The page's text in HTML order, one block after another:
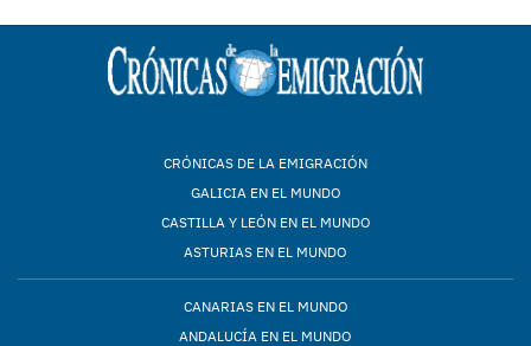
CRÓNICAS DE LA EMIGRACIÓN
GALICIA EN EL MUNDO
CASTILLA Y LEÓN EN EL MUNDO
ASTURIAS EN EL MUNDO
CANARIAS EN EL MUNDO
ANDALUCÍA EN EL MUNDO